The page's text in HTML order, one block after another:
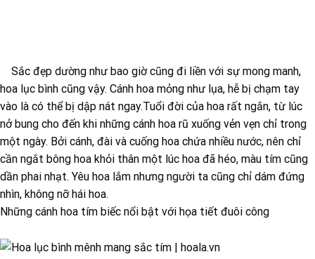
Sắc đẹp dường như bao giờ cũng đi liền với sự mong manh,
hoa lục bình cũng vậy. Cánh hoa mỏng như lụa, hễ bị chạm tay
vào là có thể bị dập nát ngay.Tuổi đời của hoa rất ngắn, từ lúc
nở bung cho đến khi những cánh hoa rũ xuống vẻn vẹn chỉ trong
một ngày. Bởi cánh, đài và cuống hoa chứa nhiều nước, nên chỉ
cần ngắt bông hoa khỏi thân một lúc hoa đã héo, màu tím cũng
dần phai nhạt. Yêu hoa lắm nhưng người ta cũng chỉ dám đứng
nhìn, không nỡ hái hoa.
Những cánh hoa tím biếc nổi bật với họa tiết đuôi công